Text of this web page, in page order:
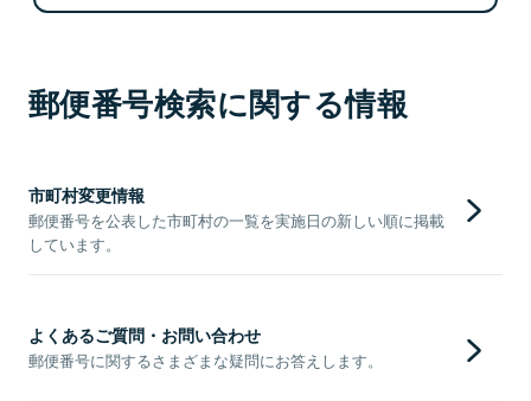
郵便番号検索に関する情報
市町村変更情報
郵便番号を公表した市町村の一覧を実施日の新しい順に掲載
しています。
よくあるご質問・お問い合わせ
郵便番号に関するさまざまな疑問にお答えします。